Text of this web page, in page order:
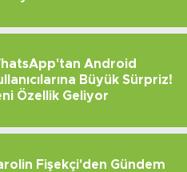
Android
Büyük Sürpriz!
Özellik Geliyor
Fişekçi'den Gündem